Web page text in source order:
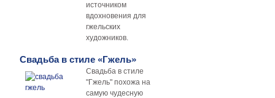
источником
вдохновения для
гжельских
художников.
Свадьба в стиле «Гжель»
Свадьба в стиле
"Гжель" похожа на
самую чудесную